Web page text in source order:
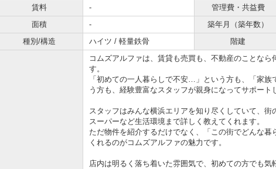
賃料 - 管理費・共益費
面積
- 築年月（築年数）
種別/構造
ハイツ / 軽量鉄骨 階建
コムズアルファは、賃貸も売買も、不動産のことな
す。
「初めての一人暮らしで不安…」という方も、「家
う方も、経験豊富なスタッフが親身になってサポート
スタッフはみんな横浜エリアを知り尽くしていて、
スーパーなど生活環境まで詳しく教えてくれます。
ただ物件を紹介するだけでなく、「この街でどんな暮
くれるのがコムズアルファの魅力です。
店内は明るく落ち着いた雰囲気で、初めての方でも気